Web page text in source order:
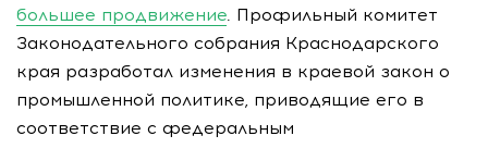
большее продвижение. Профильный комитет
Законодательного собрания Краснодарского
края разработал изменения в краевой закон о
промышленной политике, приводящие его в
соответствие с федеральным